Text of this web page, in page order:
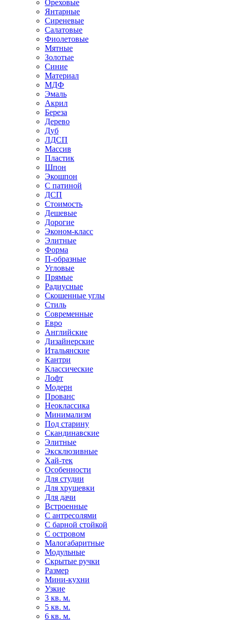
Ореховые
Янтарные
Сиреневые
Салатовые
Фиолетовые
Мятные
Золотые
Синие
Материал
МДФ
Эмаль
Акрил
Береза
Дерево
Дуб
ЛДСП
Массив
Пластик
Шпон
Экошпон
С патиной
ДСП
Стоимость
Дешевые
Дорогие
Эконом-класс
Элитные
Форма
П-образные
Угловые
Прямые
Радиусные
Скошенные углы
Стиль
Современные
Евро
Английские
Дизайнерские
Итальянские
Кантри
Классические
Лофт
Модерн
Прованс
Неоклассика
Минимализм
Под старину
Скандинавские
Элитные
Эксклюзивные
Хай-тек
Особенности
Для студии
Для хрущевки
Для дачи
Встроенные
С антресолями
С барной стойкой
С островом
Малогабаритные
Модульные
Скрытые ручки
Размер
Мини-кухни
Узкие
3 кв. м.
5 кв. м.
6 кв. м.